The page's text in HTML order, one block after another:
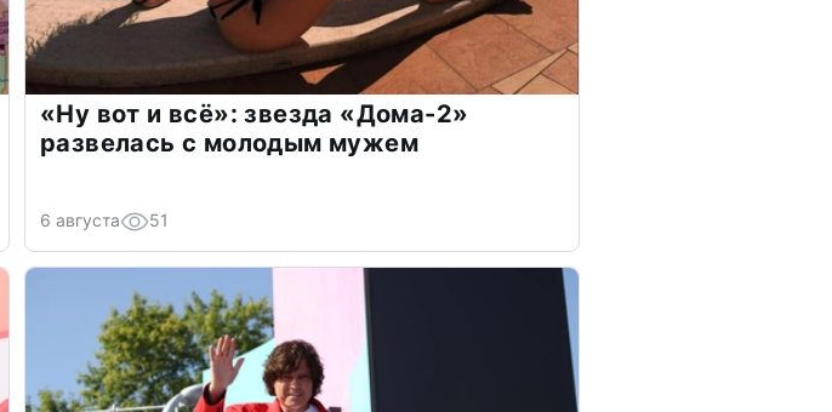
«Ну вот и всё»: звезда «Дома-2»
развелась с молодым мужем
6 августа 51